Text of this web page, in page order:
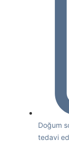
Doğum
tedavi